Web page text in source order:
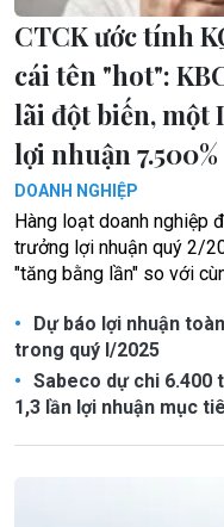
CTCK ước tính
cái tên "hot":
lãi đột biến, một
lợi nhuận 7.500%
DOANH NGHIỆP
Hàng loạt doanh nghiệp
trưởng lợi nhuận quý 2/
"tăng bằng lần" so với
Dự báo lợi nhuận
trong quý I/2025
Sabeco dự chi 6.400
1,3 lần lợi nhuận mục